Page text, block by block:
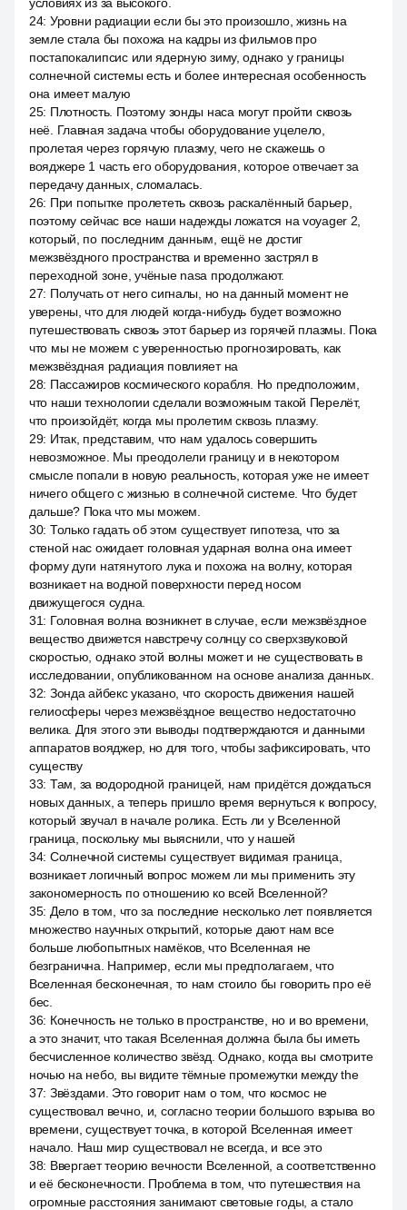
24: Уровни радиации если бы это произошло, жизнь на
земле стала бы похожа на кадры из фильмов про
постапокалипсис или ядерную зиму, однако у границы
солнечной системы есть и более интересная особенность
она имеет малую
25: Плотность. Поэтому зонды наса могут пройти сквозь
неё. Главная задача чтобы оборудование уцелело,
пролетая через горячую плазму, чего не скажешь о
вояджере 1 часть его оборудования, которое отвечает за
передачу данных, сломалась.
26: При попытке пролететь сквозь раскалённый барьер,
поэтому сейчас все наши надежды ложатся на voyager 2,
который, по последним данным, ещё не достиг
межзвёздного пространства и временно застрял в
переходной зоне, учёные nasa продолжают.
27: Получать от него сигналы, но на данный момент не
уверены, что для людей когда-нибудь будет возможно
путешествовать сквозь этот барьер из горячей плазмы. Пока
что мы не можем с уверенностью прогнозировать, как
межзвёздная радиация повлияет на
28: Пассажиров космического корабля. Но предположим,
что наши технологии сделали возможным такой Перелёт,
что произойдёт, когда мы пролетим сквозь плазму.
29: Итак, представим, что нам удалось совершить
невозможное. Мы преодолели границу и в некотором
смысле попали в новую реальность, которая уже не имеет
ничего общего с жизнью в солнечной системе. Что будет
дальше? Пока что мы можем.
30: Только гадать об этом существует гипотеза, что за
стеной нас ожидает головная ударная волна она имеет
форму дуги натянутого лука и похожа на волну, которая
возникает на водной поверхности перед носом
движущегося судна.
31: Головная волна возникнет в случае, если межзвёздное
вещество движется навстречу солнцу со сверхзвуковой
скоростью, однако этой волны может и не существовать в
исследовании, опубликованном на основе анализа данных.
32: Зонда айбекс указано, что скорость движения нашей
гелиосферы через межзвёздное вещество недостаточно
велика. Для этого эти выводы подтверждаются и данными
аппаратов вояджер, но для того, чтобы зафиксировать, что
существу
33: Там, за водородной границей, нам придётся дождаться
новых данных, а теперь пришло время вернуться к вопросу,
который звучал в начале ролика. Есть ли у Вселенной
граница, поскольку мы выяснили, что у нашей
34: Солнечной системы существует видимая граница,
возникает логичный вопрос можем ли мы применить эту
закономерность по отношению ко всей Вселенной?
35: Дело в том, что за последние несколько лет появляется
множество научных открытий, которые дают нам все
больше любопытных намёков, что Вселенная не
безгранична. Например, если мы предполагаем, что
Вселенная бесконечная, то нам стоило бы говорить про её
бес.
36: Конечность не только в пространстве, но и во времени,
а это значит, что такая Вселенная должна была бы иметь
бесчисленное количество звёзд. Однако, когда вы смотрите
ночью на небо, вы видите тёмные промежутки между the
37: Звёздами. Это говорит нам о том, что космос не
существовал вечно, и, согласно теории большого взрыва во
времени, существует точка, в которой Вселенная имеет
начало. Наш мир существовал не всегда, и все это
38: Ввергает теорию вечности Вселенной, а соответственно
и её бесконечности. Проблема в том, что путешествия на
огромные расстояния занимают световые годы, а стало